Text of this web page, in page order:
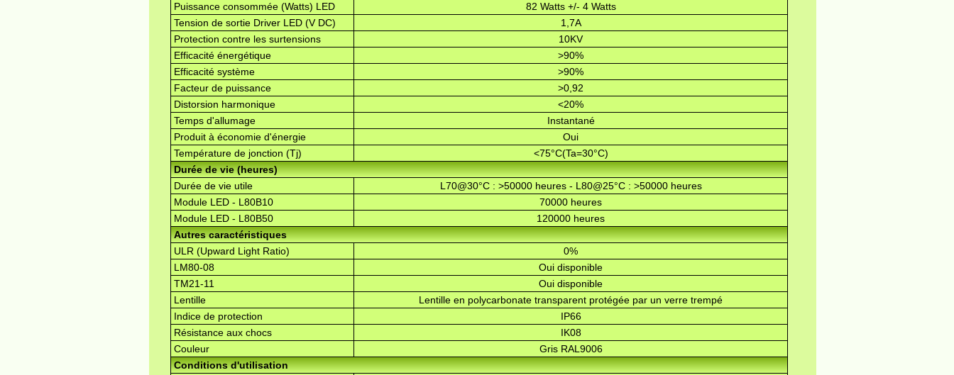
Puissance consommée (Watts) LED
82 Watts +/- 4 Watts
Tension de sortie Driver LED (V DC)
1,7A
Protection contre les surtensions
10KV
Efficacité énergétique
>90%
Efficacité système
>90%
Facteur de puissance
>0,92
Distorsion harmonique
<20%
Temps d'allumage
Instantané
Produit à économie d'énergie
Oui
Température de jonction (Tj)
<75°C(Ta=30°C)
Durée de vie (heures)
Durée de vie utile
L70@30°C : >50000 heures - L80@25°C : >50000 heures
Module LED - L80B10
70000 heures
Module LED - L80B50
120000 heures
Autres caractéristiques
ULR (Upward Light Ratio)
0%
LM80-08
Oui disponible
TM21-11
Oui disponible
Lentille
Lentille en polycarbonate transparent protégée par un verre trempé
Indice de protection
IP66
Résistance aux chocs
IK08
Couleur
Gris RAL9006
Conditions d'utilisation